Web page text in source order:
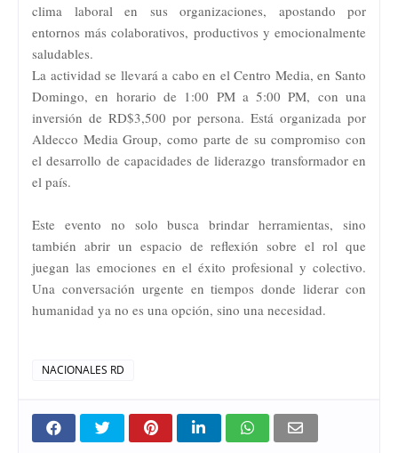
clima laboral en sus organizaciones, apostando por
entornos más colaborativos, productivos y emocionalmente
saludables.
La actividad se llevará a cabo en el Centro Media, en Santo
Domingo, en horario de 1:00 PM a 5:00 PM, con una
inversión de RD$3,500 por persona. Está organizada por
Aldecco Media Group, como parte de su compromiso con
el desarrollo de capacidades de liderazgo transformador en
el país.
Este evento no solo busca brindar herramientas, sino
también abrir un espacio de reflexión sobre el rol que
juegan las emociones en el éxito profesional y colectivo.
Una conversación urgente en tiempos donde liderar con
humanidad ya no es una opción, sino una necesidad.
NACIONALES RD